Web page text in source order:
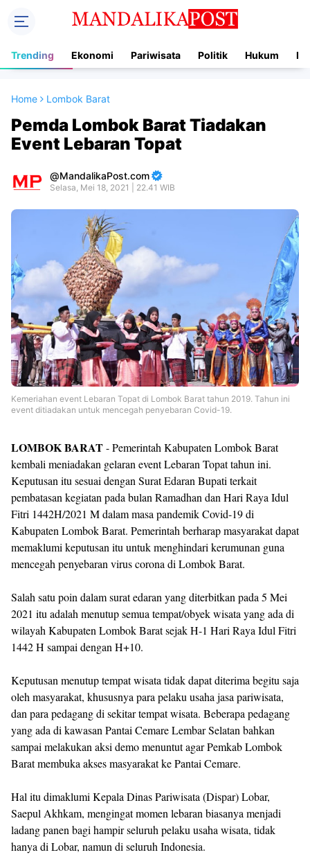
Trending Ekonomi Pariwisata Politik Hukum
Home Lombok Barat
Pemda Lombok Barat Tiadakan
Event Lebaran Topat
MandalikaPost.com
Selasa, Mei 18, 2021 | 22.41 WIB
Kemeriahan event Lebaran Topat di Lombok Barat tahun 2019. Tahun ini
event ditiadakan untuk mencegah penyebaran Covid-19.
LOMBOK BARAT- Pemerintah Kabupaten Lombok Barat
kembali meniadakan gelaran event Lebaran Topat tahun ini.
Keputusan itu sesuai dengan Surat Edaran Bupati terkait
pembatasan kegiatan pada bulan Ramadhan dan Hari Raya Idul
Fitri 1442H/2021 M dalam masa pandemik Covid-19 di
Kabupaten Lombok Barat. Pemerintah berharap masyarakat dapat
memaklumi keputusan itu untuk menghindari kerumunan guna
mencegah penyebaran virus corona di Lombok Barat.
Salah satu poin dalam surat edaran yang diterbitkan pada 5 Mei
2021 itu adalah menutup semua tempat/obyek wisata yang ada di
wilayah Kabupaten Lombok Barat sejak H-1 Hari Raya Idul Fitri
1442 H sampai dengan H+10.
Keputusan menutup tempat wisata tidak dapat diterima begitu saja
oleh masyarakat, khususnya para pelaku usaha jasa pariwisata,
dan para pedagang di sekitar tempat wisata. Beberapa pedagang
yang ada di kawasan Pantai Cemare Lembar Selatan bahkan
sampai melakukan aksi demo menuntut agar Pemkab Lombok
Barat membuka akses masyarakat ke Pantai Cemare.
Hal itu dimaklumi Kepala Dinas Pariwisata (Dispar) Lobar,
Saepul Akhkam, mengingat momen lebaran biasanya menjadi
ladang panen bagi hampir seluruh pelaku usaha wisata, tidak
hanya di Lobar, namun di seluruh Indonesia.